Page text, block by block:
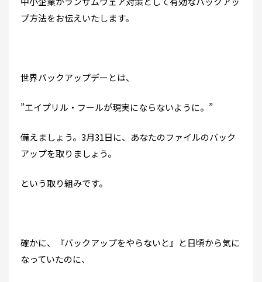
プ方法をお伝えいたします。
世界バックアップデーとは、
”エイプリル・フールが現実にならないように。”
備えましょう。3月31日に、あなたのファイルのバック
アップを取りましょう。
という取り組みです。
確かに、『バックアップをやらないと』と日頃から気に
なっていたのに、